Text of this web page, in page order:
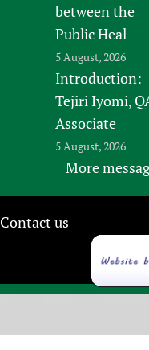
between the
Public Heal
5 August, 2026
Introduction:
Tejiri Iyomi,
Associate
5 August, 2026
More
Contact us